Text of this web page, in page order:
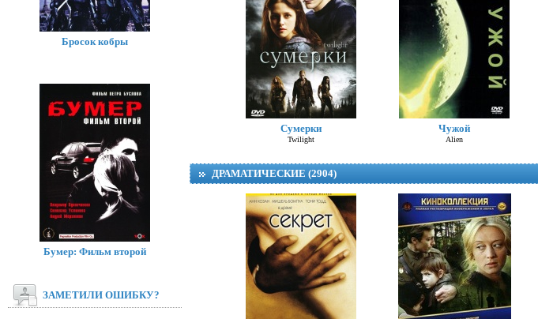
Алиса в стране
Сумерки
Twilight
Чужой
Alien
ДРАМАТИЧЕСКИЕ (2904)
Бросок кобры
Бумер: Фильм второй
ЗАМЕТИЛИ ОШИБКУ?